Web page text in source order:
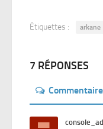
Étiquettes : arkane
7 RÉPONSES